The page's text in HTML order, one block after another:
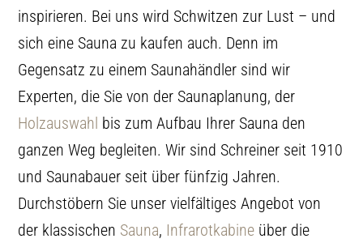
inspirieren. Bei uns wird Schwitzen zur Lust – und
sich eine Sauna zu kaufen auch. Denn im
Gegensatz zu einem Saunahändler sind wir
Experten, die Sie von der Saunaplanung, der
Holzauswahl bis zum Aufbau Ihrer Sauna den
ganzen Weg begleiten. Wir sind Schreiner seit 1910
und Saunabauer seit über fünfzig Jahren.
Durchstöbern Sie unser vielfältiges Angebot von
der klassischen Sauna, Infrarotkabine über die